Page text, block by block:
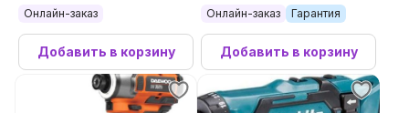
Онлайн-заказ
Добавить в корзину
Онлайн-заказ Гарантия
Добавить в корзину